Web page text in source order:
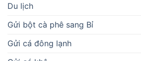
Du lịch
Gửi bột cà phê sang Bỉ
Gửi cá đông lạnh